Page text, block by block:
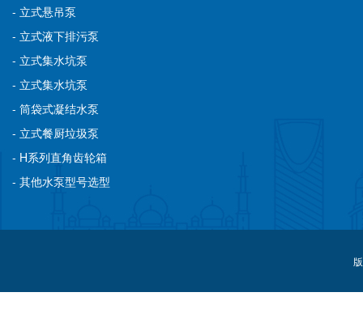
- 立式悬吊泵
- 立式液下排污泵
- 立式集水坑泵
- 立式集水坑泵
- 筒袋式凝结水泵
- 立式餐厨垃圾泵
- H系列直角齿轮箱
- 其他水泵型号选型